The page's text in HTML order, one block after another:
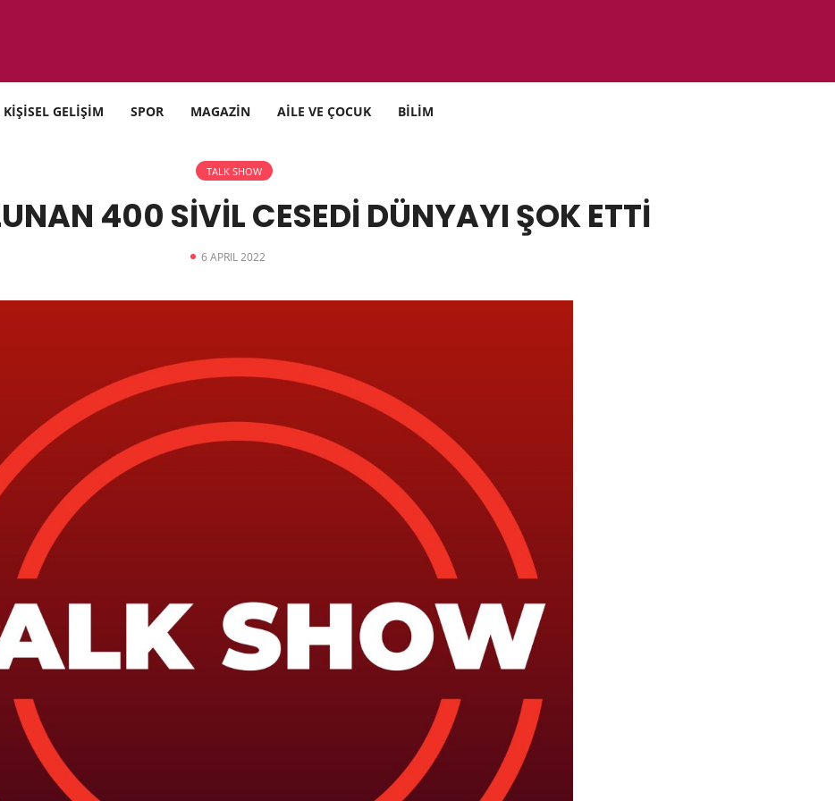
KİŞİSEL GELİŞİM SPOR MAGAZİN AİLE VE ÇOCUK BİLİM
TALK SHOW
400 SİVİL CESEDİ DÜNYAYI ŞOK ETTİ
6 APRIL 2022